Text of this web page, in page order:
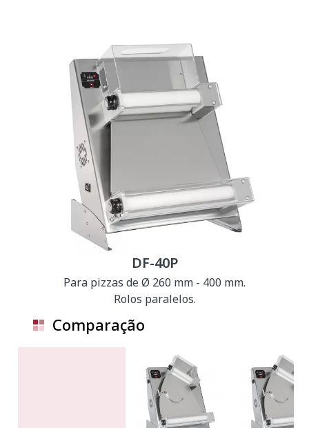
DF-40P
Para pizzas de Ø 260 mm - 400 mm.
Rolos paralelos.
Comparação